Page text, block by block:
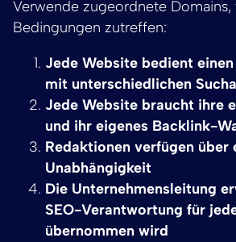
Verwende zugeordnete
Bedingungen zutreffen:
Jede Website bedient
mit unterschiedlichen
Jede Website braucht ihre
und ihr eigenes Backlink-
Redaktionen verfügen über
Unabhängigkeit
Die Unternehmensleitung
SEO-Verantwortung für
übernommen wird